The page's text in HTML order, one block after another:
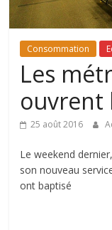
Consommation
Les
ouvrent
25 août 2016
Le weekend
son nouveau
ont baptisé